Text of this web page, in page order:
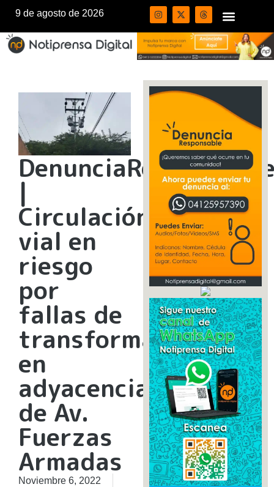
9 de agosto de 2026
|
Circulación
vial en
riesgo
por
fallas de
transformador
en
adyacencias
de Av.
Fuerzas
Armadas
Noviembre 6, 2022